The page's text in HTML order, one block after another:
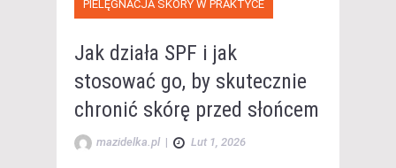
PIELĘGNACJA SKÓRY W PRAKTYCE
Jak działa SPF i jak
stosować go, by skutecznie
chronić skórę przed słońcem
mazidelka.pl | Lut 1, 2026